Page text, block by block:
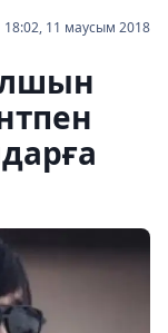
18:02, 11 маусым 2018